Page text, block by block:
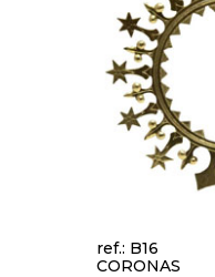
ref.: B16
CORONAS